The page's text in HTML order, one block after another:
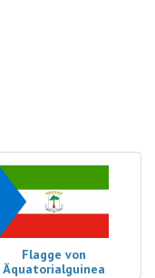
Flagge von
Äquatorialguinea